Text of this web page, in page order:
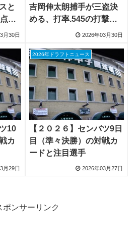
と
の
出
月30日
吉岡伸太朗捕手が三盗決
める、打率.545の打撃で
高卒プロ入り意志示す
2026年03月30日
10
カ
月29日
2026年ドラフトニュース
【２０２６】センバツ9日
目（準々決勝）の対戦カ
ードと注目選手
2026年03月27日
ポンサーリンク